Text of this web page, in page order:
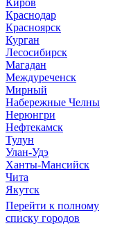
Краснодар
Красноярск
Курган
Лесосибирск
Магадан
Междуреченск
Мирный
Набережные Челны
Нерюнгри
Нефтекамск
Тулун
Улан-Удэ
Ханты-Мансийск
Чита
Якутск
Перейти к полному
списку городов